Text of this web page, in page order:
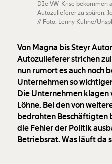
DIe VW-Krise bekommen
Autozulieferer zu spüren.
// Foto: Lenny Kuhne/
Von Magna bis Steyr
Autozulieferer strichen
nun rumort es auch noch
Unternehmen so
Die Unternehmen klagen
Löhne. Bei den von
bedrohten Beschäftigten
die Fehler der Politik
Betriebsrat. Was läuft da